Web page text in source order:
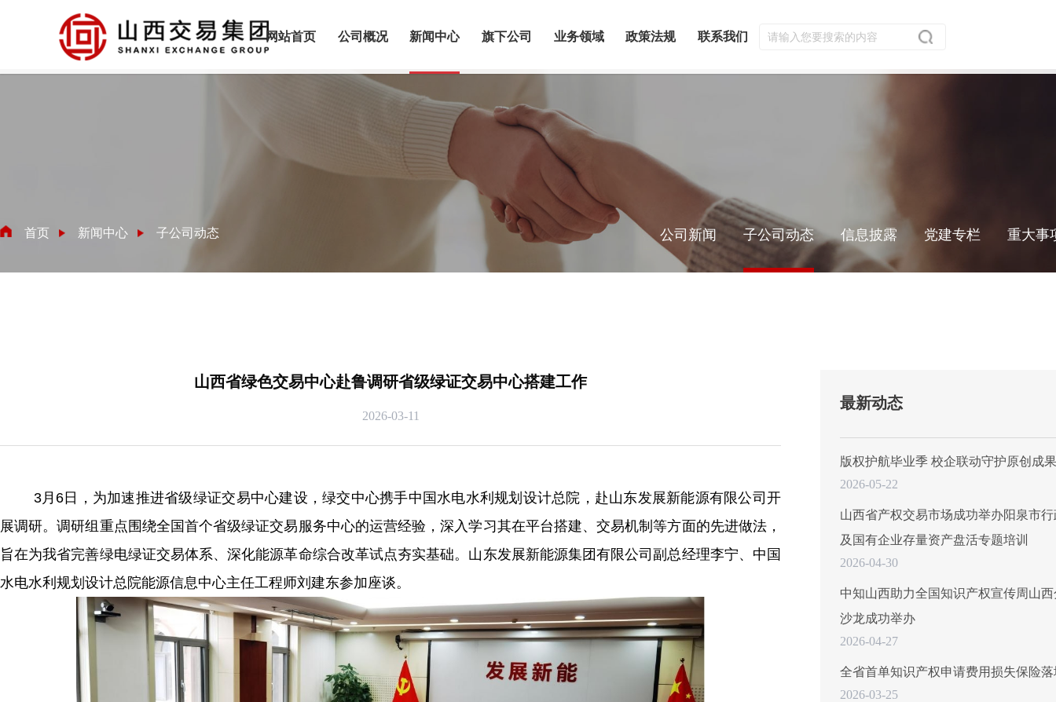
网站首页 公司概况 新闻中心 旗下公司 业务领域 政策法规 联系我们
首页 新闻中心 子公司动态 公司新闻 子公司动态 信息披露 党建专栏 重大事
山西省绿色交易中心赴鲁调研省级绿证交易中心搭建工作
2026-03-11
3月6日，为加速推进省级绿证交易中心建设，绿交中心携手中国水电水利规划设计总院，赴山东发展新能源有限公司开
展调研。调研组重点围绕全国首个省级绿证交易服务中心的运营经验，深入学习其在平台搭建、交易机制等方面的先进做法，
旨在为我省完善绿电绿证交易体系、深化能源革命综合改革试点夯实基础。山东发展新能源集团有限公司副总经理李宁、中国
水电水利规划设计总院能源信息中心主任工程师刘建东参加座谈。
最新动态
版权护航毕业季 校企联动守护原创成果
2026-05-22
山西省产权交易市场成功举办阳泉市
及国有企业存量资产盘活专题培训
2026-04-30
中知山西助力全国知识产权宣传周山
沙龙成功举办
2026-04-27
全省首单知识产权申请费用损失保险
2026-03-25